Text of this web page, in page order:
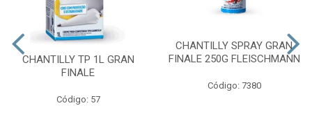
CHANTILLY TP 1L GRAN
FINALE
Código: 57
CHANTILLY SPRAY GRAN
FINALE 250G FLEISCHMANN
Código: 7380